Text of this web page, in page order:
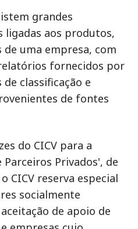
grandes
ligadas aos produtos,
uma empresa, com
fornecidos por
classificação e
de fontes
do CICV para a
Parceiros Privados', de
CICV reserva especial
socialmente
de apoio de